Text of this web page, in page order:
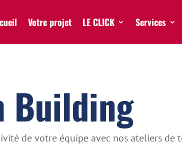
Votre projet LE CLICK Services
Building
de votre équipe avec nos ateliers de